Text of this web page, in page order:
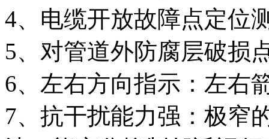
4、电缆开放故障点定位
5、对管道外防腐层破损
6、左右方向指示：左右
7、抗干扰能力强：极窄